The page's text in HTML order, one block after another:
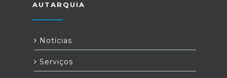
AUTARQUIA
Notícias
Serviços